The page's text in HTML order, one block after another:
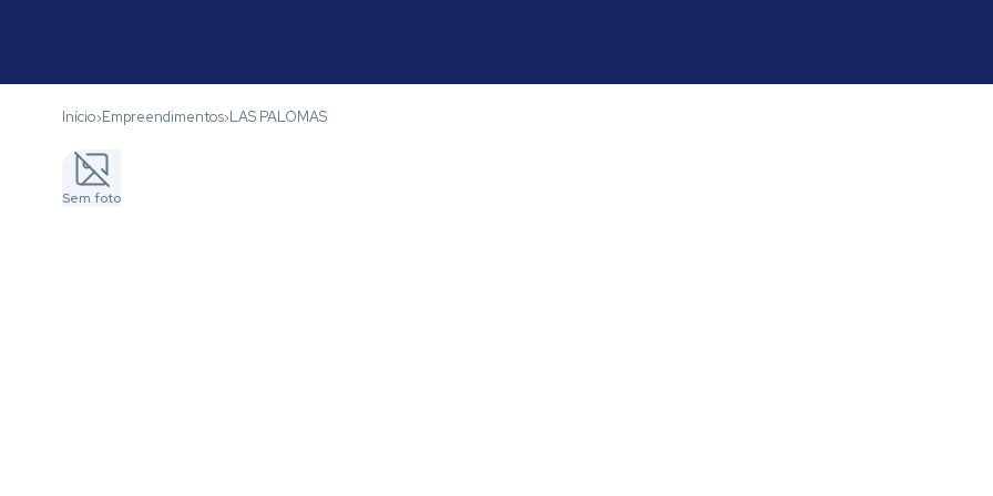
Início›Empreendimentos›LAS PALOMAS
Sem foto